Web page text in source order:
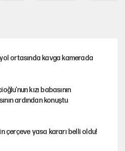
yol ortasında kavga kamerada
kızı babasının
ardından konuştu
çerçeve yasa kararı belli oldu!